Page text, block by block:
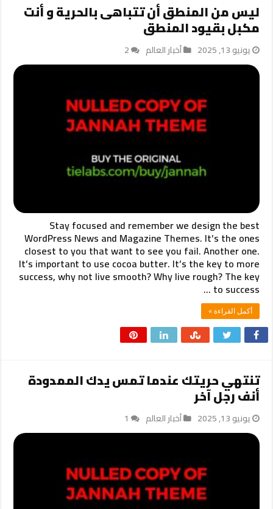
ليس من المنطق أن تتباهى بالحرية و أنت
مكبل بقيود المنطق
يونيو 13, 2025 أخبار العالم 2
Stay focused and remember we design the best
WordPress News and Magazine Themes. It’s the ones
closest to you that want to see you fail. Another one.
It’s important to use cocoa butter. It’s the key to more
success, why not live smooth? Why live rough? The key
to success …
أكمل القراءة »
تنتهي حريتك عندما تمس يدك الممدودة
أنف رجل آخر
يونيو 13, 2025 أخبار العالم 1